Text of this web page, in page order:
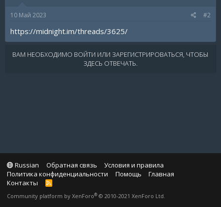
10 Май 2023 #2
https://midnight.im/threads/3625/
ВАМ НЕОБХОДИМО ВОЙТИ ИЛИ ЗАРЕГИСТРИРОВАТЬСЯ, ЧТОБЫ
ЗДЕСЬ ОТВЕЧАТЬ.
Russian Обратная связь
Условия и правила
Политика конфиденциальности
Помощь
Главная
Контакты
R
S
Community platform by XenForo® © 2010-2021 XenForo Ltd.